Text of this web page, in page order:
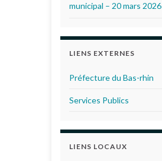
municipal – 20 mars 2026
LIENS EXTERNES
Préfecture du Bas-rhin
Services Publics
LIENS LOCAUX